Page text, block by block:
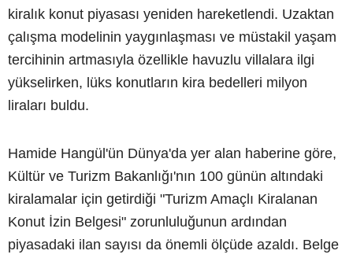
kiralık konut piyasası yeniden hareketlendi. Uzaktan
çalışma modelinin yaygınlaşması ve müstakil yaşam
tercihinin artmasıyla özellikle havuzlu villalara ilgi
yükselirken, lüks konutların kira bedelleri milyon
liraları buldu.
Hamide Hangül'ün Dünya'da yer alan haberine göre,
Kültür ve Turizm Bakanlığı'nın 100 günün altındaki
kiralamalar için getirdiği "Turizm Amaçlı Kiralanan
Konut İzin Belgesi" zorunluluğunun ardından
piyasadaki ilan sayısı da önemli ölçüde azaldı. Belge